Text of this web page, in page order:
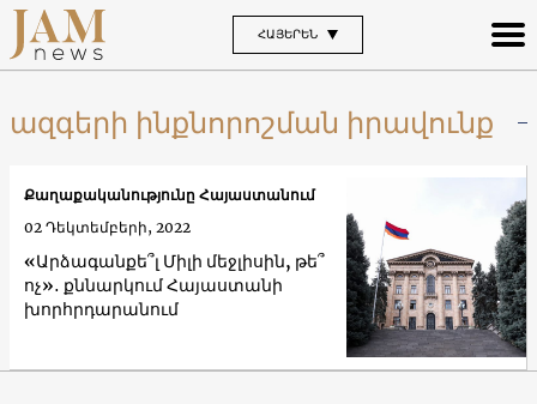
ՀԱՅԵՐԵՆ
ազգերի ինքնորոշման իրավունք
«Արձագանքե՞լ Միլի մեջլիսին, թե՞
ոչ»․ քննարկում Հայաստանի
խորհրդարանում
Քաղաքականությունը Հայաստանում
02 Դեկտեմբերի, 2022